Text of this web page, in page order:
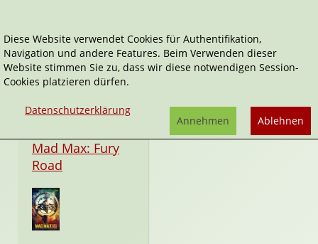
Mad Max
Mad Max: Fury
Road
Diese Website verwendet Cookies für Authentifikation,
Navigation und andere Features. Beim Verwenden dieser
Website stimmen Sie zu, dass wir diese notwendigen Session-
Cookies platzieren dürfen.
Datenschutzerklärung
Ablehnen
Annehmen